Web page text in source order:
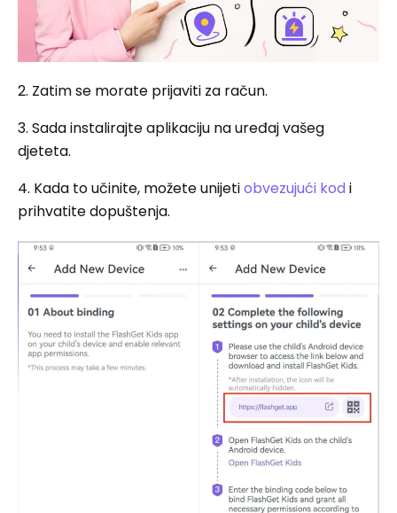
2. Zatim se morate prijaviti za račun.
3. Sada instalirajte aplikaciju na uređaj vašeg
djeteta.
4. Kada to učinite, možete unijetiobvezujući kod i
prihvatite dopuštenja.